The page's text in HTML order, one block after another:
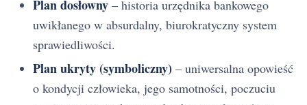
Plan dosłowny – historia urzędnika bankowego
uwikłanego w absurdalny, biurokratyczny system
sprawiedliwości.
Plan ukryty (symboliczny) – uniwersalna opowieść
o kondycji człowieka, jego samotności, poczuciu